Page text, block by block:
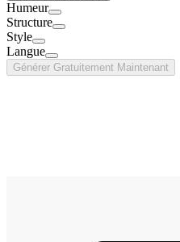
Humeur
Structure
Style
Langue
Générer Gratuitement Maintenant